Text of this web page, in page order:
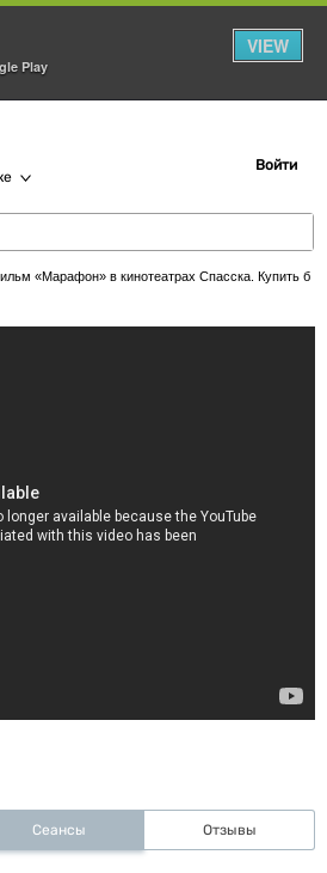
Play
VIEW
Войти
«Марафон» в кинотеатрах Спасска. Купить билеты!
Сеансы Отзывы